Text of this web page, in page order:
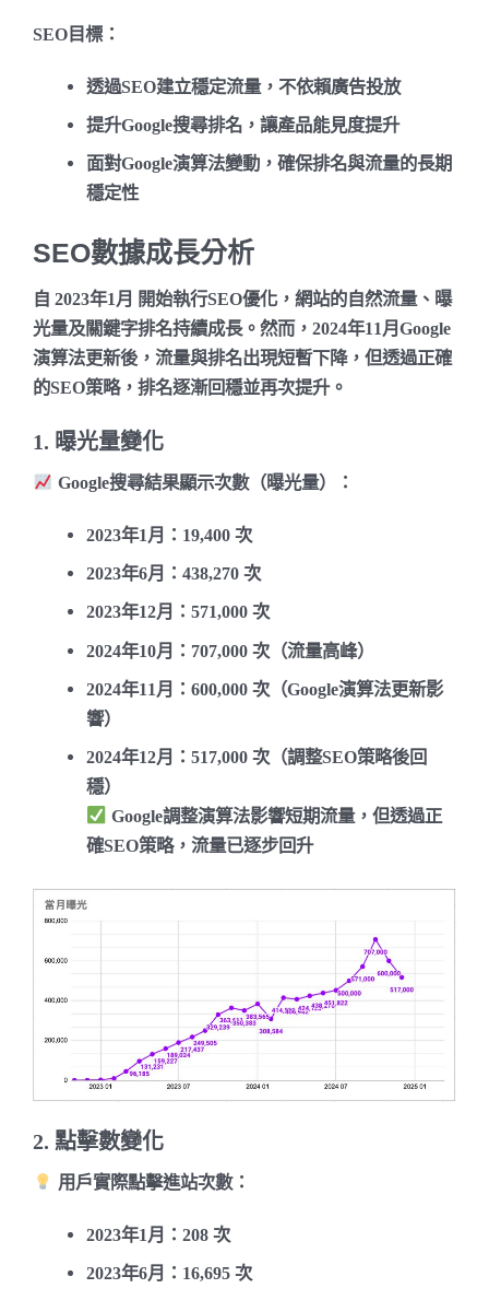
SEO目標：
透過SEO建立穩定流量，不依賴廣告投放
提升Google搜尋排名 ，讓產品能見度提升
面對Google演算法變動，確保排名與流量的長期
穩定性
SEO數據成長分析
自 2023年1月 開始執行SEO優化，網站的自然流量、曝
光量及關鍵字排名持續成長。然而， 2024年11月Google
演算法更新後，流量與排名出現短暫下降，但透過正確
的SEO策略，排名逐漸回穩並再次提升。
1. 曝光量變化
Google搜尋結果顯示次數（曝光量）：
2023年1月 ：19,400 次
2023年6月 ：438,270 次
2023年12月 ：571,000 次
2024年10月 ：707,000 次（流量高峰）
2024年11月 ：600,000 次（Google演算法更新影
響）
2024年12月 ：517,000 次（調整SEO策略後回
穩）
Google調整演算法影響短期流量，但透過正
確SEO策略，流量已逐步回升
2. 點擊數變化
用戶實際點擊進站次數：
2023年1月 ：208 次
2023年6月 ：16,695 次